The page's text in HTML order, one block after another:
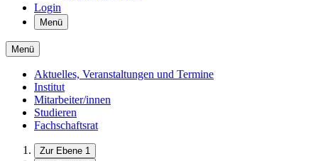
Login
Menü
Menü
Aktuelles, Veranstaltungen und Termine
Institut
Mitarbeiter/innen
Studieren
Fachschaftsrat
Zur Ebene 1